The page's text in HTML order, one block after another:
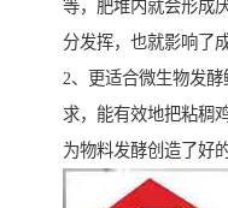
等，肥堆内就会形成
分发挥，也就影响了
2、更适合微生物发
求，能有效地把粘稠
为物料发酵创造了好